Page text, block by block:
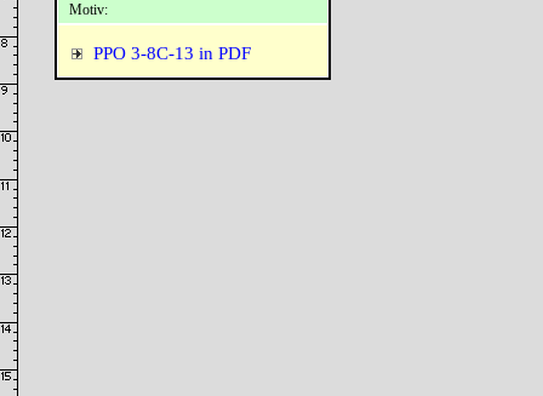
PPO 3-8C-13 in PDF
Motiv: